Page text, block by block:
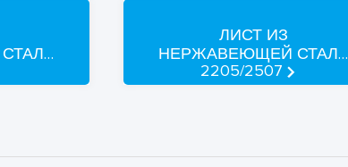
ЛИСТ ИЗ
НЕРЖАВЕЮЩЕЙ СТАЛИ
2205/2507